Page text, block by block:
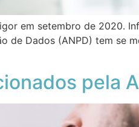
em setembro de 2020.
de Dados (ANPD) tem se
pela